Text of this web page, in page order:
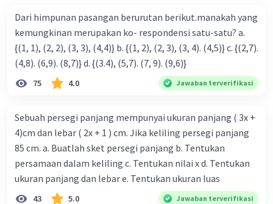
Semoga penjelasan ini membantu kamu 🙂.
Beri Rating·0.0( 0) Balas
Iklan
Dari himpunan pasangan berurutan berikut.manakah yang
kemungkinan merupakan ko- respondensi satu-satu? a.
{(1, 1), (2, 2), (3, 3), (4,4)} b. {(1, 2), (2, 3), (3, 4). (4,5)} c. {(2,7).
(4,8). (6,9). (8,7)} d. {(3.4), (5,7). (7, 9). (9,6)}
75 4.0 Jawaban terverifikasi
Sebuah persegi panjang mempunyai ukuran panjang ( 3x +
4)cm dan lebar ( 2x + 1 ) cm. Jika keliling persegi panjang
85 cm. a. Buatlah sket persegi panjang b. Tentukan
persamaan dalam keliling c. Tentukan nilai x d. Tentukan
ukuran panjang dan lebar e. Tentukan ukuran luas
43 5.0 Jawaban terverifikasi